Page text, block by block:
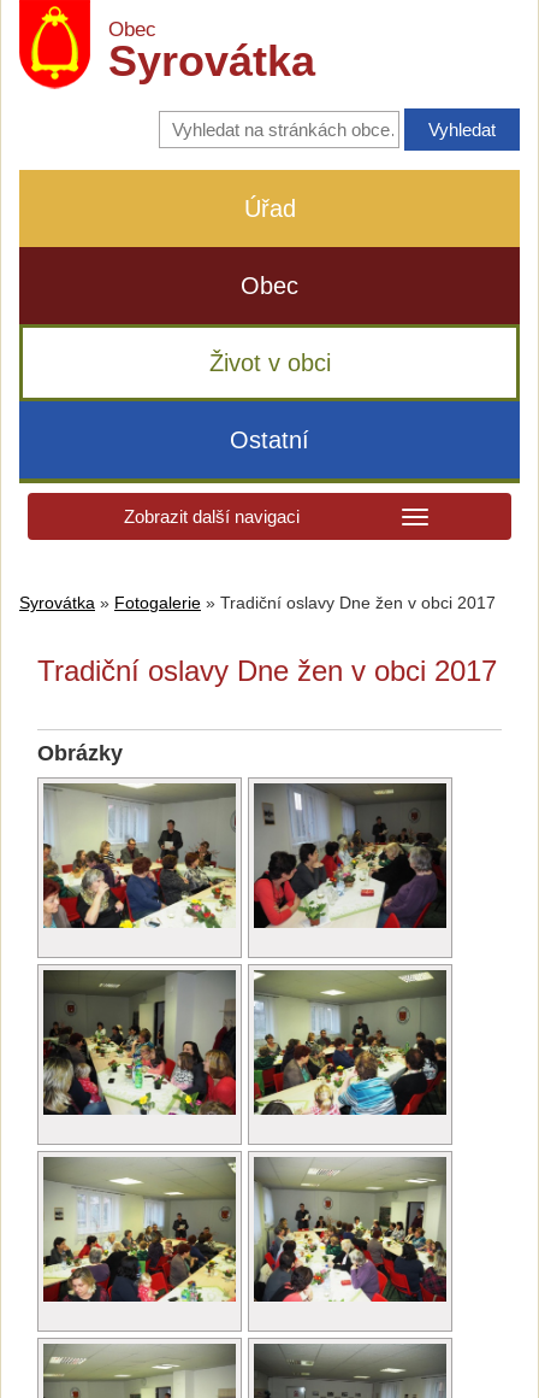
Obec
Syrovátka
Vyhledávání
na
stránkách
Úřad
Obec
Život v obci
Ostatní
Zobrazit další navigaci
Syrovátka » Fotogalerie » Tradiční oslavy Dne žen v obci 2017
Tradiční oslavy Dne žen v obci 2017
Obrázky